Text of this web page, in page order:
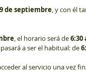
de septiembre, y con él
, el horario será de 6:30
a ser el habitual: de
al servicio una vez